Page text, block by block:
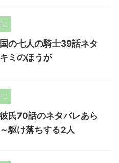
じ
の七人の騎士39話ネタ
ミのほうが
じ
氏70話のネタバレあら
駆け落ちする2人